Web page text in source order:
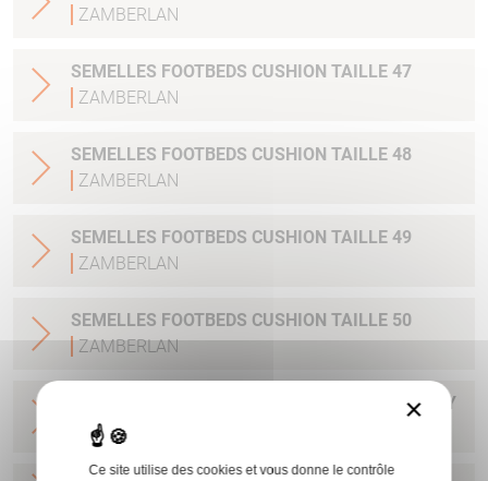
ZAMBERLAN
SEMELLES FOOTBEDS CUSHION TAILLE 47
ZAMBERLAN
SEMELLES FOOTBEDS CUSHION TAILLE 48
ZAMBERLAN
SEMELLES FOOTBEDS CUSHION TAILLE 49
ZAMBERLAN
SEMELLES FOOTBEDS CUSHION TAILLE 50
ZAMBERLAN
LACETS ZAMBERLAN PLAT 150 CM LIGHT GREY
ZAMBERLAN
×
Ce site utilise des cookies et vous donne le contrôle